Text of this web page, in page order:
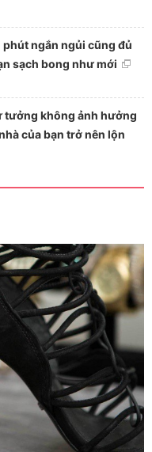
phút ngắn ngủi cũng đủ
sạch bong như mới
tưởng không ảnh hưởng
của bạn trở nên lộn